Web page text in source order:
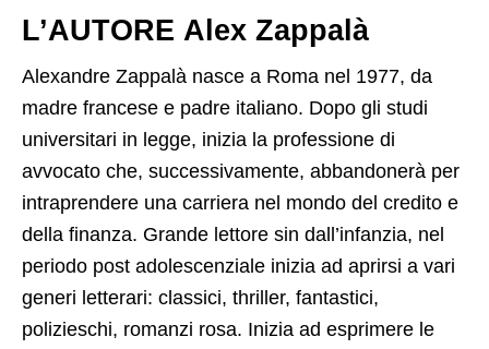
L’AUTORE Alex Zappalà
Alexandre Zappalà nasce a Roma nel 1977, da
madre francese e padre italiano. Dopo gli studi
universitari in legge, inizia la professione di
avvocato che, successivamente, abbandonerà per
intraprendere una carriera nel mondo del credito e
della finanza. Grande lettore sin dall’infanzia, nel
periodo post adolescenziale inizia ad aprirsi a vari
generi letterari: classici, thriller, fantastici,
polizieschi, romanzi rosa. Inizia ad esprimere le